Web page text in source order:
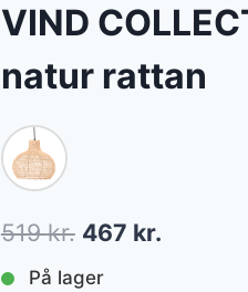
VIND
natur rattan
519kr. Den
oprindelige
467 kr.Den
På lager